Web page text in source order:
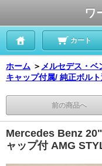
ワ
カート
ホーム ＞ メルセデス・ベ
キャップ付属/ 純正ボルト
前の商品へ
Mercedes Benz
ャップ付 AMG